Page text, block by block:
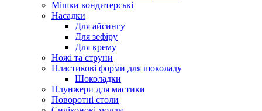
Мішки кондитерські
Насадки
Для айсингу
Для зефіру
Для крему
Ножі та струни
Пластикові форми для шоколаду
Шоколадки
Плунжери для мастики
Поворотні столи